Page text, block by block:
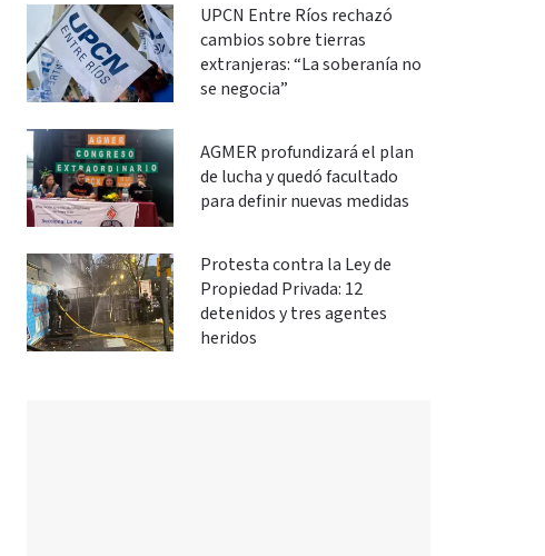
UPCN Entre Ríos rechazó
cambios sobre tierras
extranjeras: “La soberanía no
se negocia”
AGMER profundizará el plan
de lucha y quedó facultado
para definir nuevas medidas
Protesta contra la Ley de
Propiedad Privada: 12
detenidos y tres agentes
heridos